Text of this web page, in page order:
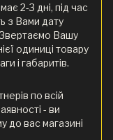
2-3 дні, під час
з Вами дату
Вашу
одиниці товару
і габаритів.
по всій
- ви
до вас магазині